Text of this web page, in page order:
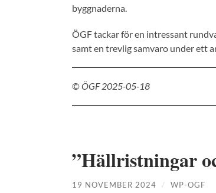
byggnaderna.
ÖGF tackar för en intressant
samt en trevlig samvaro under ett
©ÖGF 2025-05-18
”Hällristningar
19 NOVEMBER 2024 / WP-OGF